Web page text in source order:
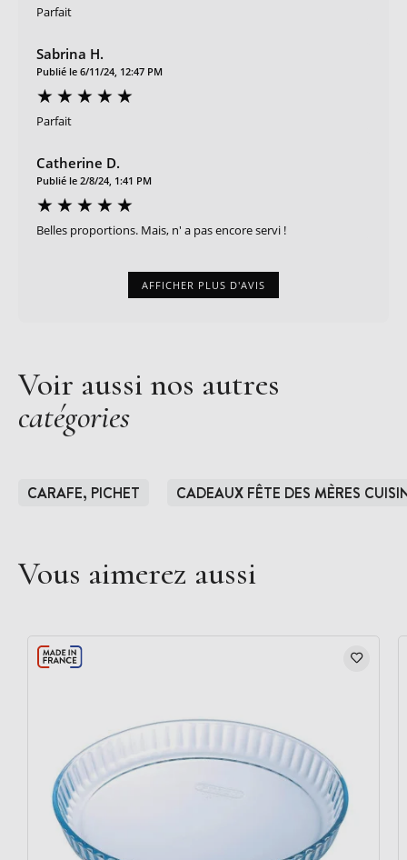
Parfait
Sabrina H.
Publié le 6/11/24, 12:47 PM
Parfait
Catherine D.
Publié le 2/8/24, 1:41 PM
Belles proportions. Mais, n' a pas encore servi !
AFFICHER PLUS D'AVIS
Voir aussi nos autres
catégories
CARAFE, PICHET CADEAUX FÊTE DES MÈRES
Vous aimerez aussi